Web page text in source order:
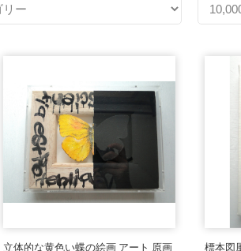
立体的な黄色い蝶の絵画 アート 原画
標本図